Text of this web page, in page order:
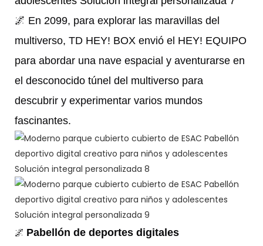
🌌 En 2099, para explorar las maravillas del
multiverso, TD HEY! BOX envió el HEY! EQUIPO
para abordar una nave espacial y aventurarse en
el desconocido túnel del multiverso para
descubrir y experimentar varios mundos
fascinantes.
🌌 Pabellón de deportes digitales